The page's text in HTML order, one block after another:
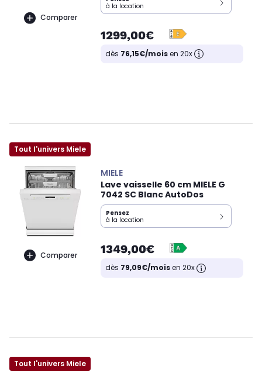
Comparer
à la location
1299,00€
dès 76,15€/moisen 20x
Tout l'univers Miele
Comparer
MIELE
Lave vaisselle 60 cm MIELE G
7042 SC Blanc AutoDos
Pensez
à la location
1349,00€
dès 79,09€/moisen 20x
Tout l'univers Miele